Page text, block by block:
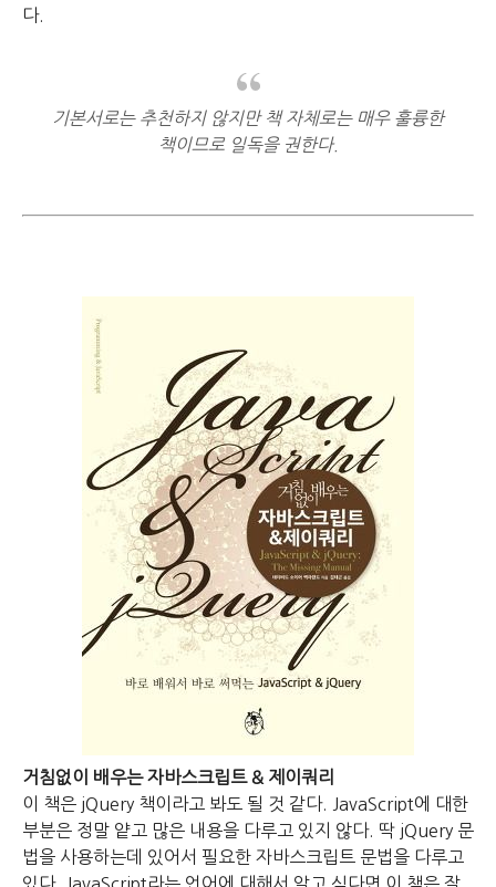
다.
기본서로는 추천하지 않지만 책 자체로는 매우 훌륭한
책이므로 일독을 권한다.
거침없이 배우는 자바스크립트 & 제이쿼리
이 책은 jQuery 책이라고 봐도 될 것 같다.
JavaScript에 대한
부분은 정말 얕고 많은 내용을 다루고 있지 않다. 딱 jQuery 문
법을 사용하는데 있어서 필요한 자바스크립트 문법을 다루고
있다.
JavaScript라는 언어에 대해서 알고 싶다면 이 책은 잘